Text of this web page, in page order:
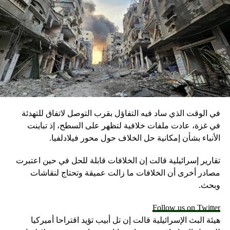
في الوقت الذي ساد فيه التفاؤل بقرب التوصل لاتفاق للتهدئة
في غزة، عادت ملفات خلافية لتظهر على السطح، إذ تباينت
الأنباء بشأن إمكانية حل الخلاف حول محور فيلادلفيا.
تقارير إسرائيلية قالت إن الخلافات قابلة للحل في حين اعتبرت
مصادر أخرى أن الخلافات ما زالت عميقة وتحتاج لنقاشات
وبحث.
Follow us on Twitter
هيئة البث الإسرائيلية قالت إن تل أبيب تؤيد اقتراحا أميركيا